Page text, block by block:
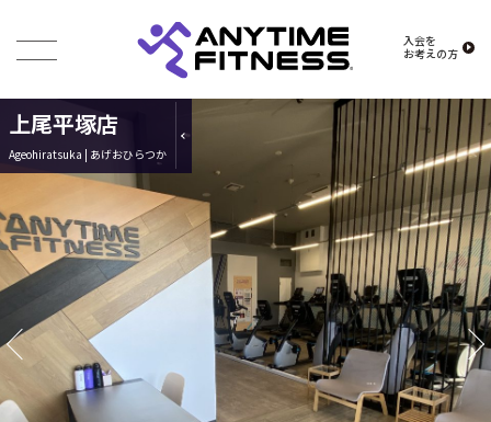
入会を
お考えの方
上尾平塚店
Ageohiratsuka | あげおひらつか